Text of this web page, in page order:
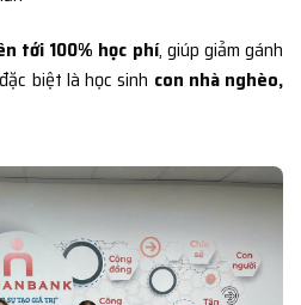
tới 100% học phí, giúp giảm gánh
biệt là học sinh con nhà nghèo,